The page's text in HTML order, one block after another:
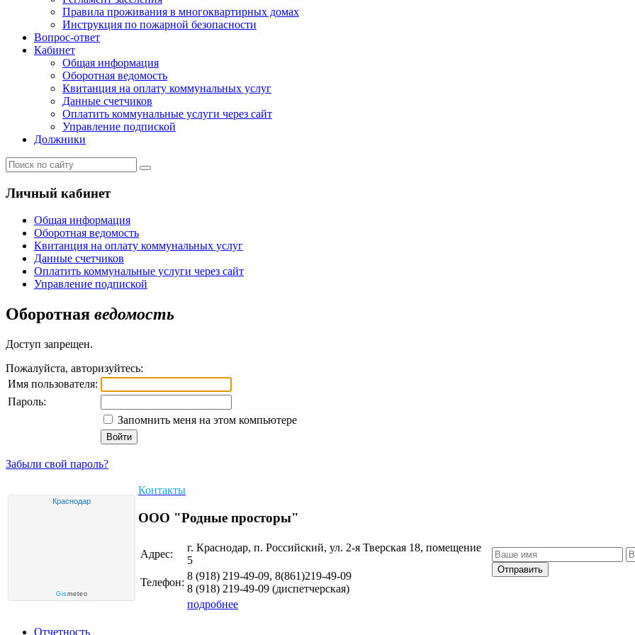
Правила проживания в многоквартирных домах
Инструкция по пожарной безопасности
Вопрос-ответ
Кабинет
Общая информация
Оборотная ведомость
Квитанция на оплату коммунальных услуг
Данные счетчиков
Оплатить коммунальные услуги через сайт
Управление подпиской
Должники
Личный кабинет
Общая информация
Оборотная ведомость
Квитанция на оплату коммунальных услуг
Данные счетчиков
Оплатить коммунальные услуги через сайт
Управление подпиской
Оборотная ведомость
Доступ запрещен.
Пожалуйста, авторизуйтесь:
Имя пользователя:
Пароль:
Запомнить меня на этом компьютере
Войти
Забыли свой пароль?
Краснодар
Gismeteo
Контакты
ООО "Родные просторы"
Адрес:
г. Краснодар, п. Российский, ул. 2-я Тверская 18, помещение
5
Телефон:
8 (918) 219-49-09, 8(861)219-49-09
8 (918) 219-49-09 (диспетчерская)
подробнее
Отправить
Отчетность